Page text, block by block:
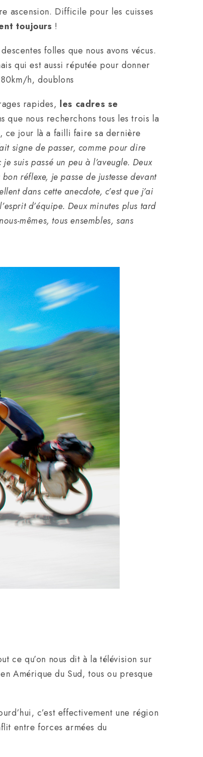
ascension. Difficile pour les cuisses
toujours !
folles que nous avons vécus.
qui est aussi réputée pour donner
h, doublons
rapides, les cadres se
que nous recherchons tous les trois la
ce jour là a failli faire sa dernière
signe de passer, comme pour dire
suis passé un peu à l’aveugle. Deux
réflexe, je passe de justesse devant
dans cette anecdote, c’est que j’ai
d’équipe. Deux minutes plus tard
mêmes, tous ensembles, sans
ce qu’on nous dit à la télévision sur
Amérique du Sud, tous ou presque
c’est effectivement une région
entre forces armées du